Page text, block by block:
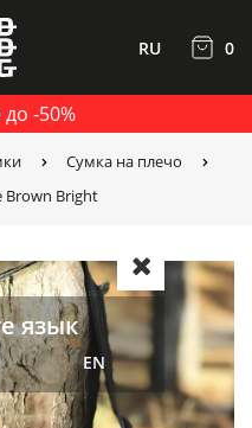
-50%
RU 0
Сумка на плечо
Brown Bright
язык
EN